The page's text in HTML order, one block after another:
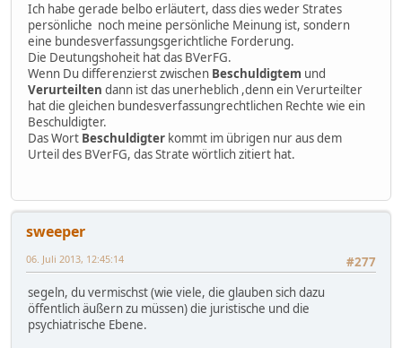
Ich habe gerade belbo erläutert, dass dies weder Strates
persönliche noch meine persönliche Meinung ist, sondern
eine bundesverfassungsgerichtliche Forderung.
Die Deutungshoheit hat das BVerFG.
Wenn Du differenzierst zwischen Beschuldigtem und
Verurteilten dann ist das unerheblich ,denn ein Verurteilter
hat die gleichen bundesverfassungrechtlichen Rechte wie ein
Beschuldigter.
Das Wort Beschuldigter kommt im übrigen nur aus dem
Urteil des BVerFG, das Strate wörtlich zitiert hat.
sweeper
#277
06. Juli 2013, 12:45:14
segeln, du vermischst (wie viele, die glauben sich dazu
öffentlich äußern zu müssen) die juristische und die
psychiatrische Ebene.